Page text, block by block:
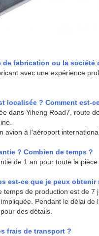
de fabrication ou la société
avec une expérience
localisée ? Comment est-
dans Yiheng Road7, route
avion à l'aéroport
? Combien de temps ?
de 1 an pour toute la pièce
est-ce que je peux
temps de production est de
Pendant le délai de
des détails.
frais de transport ?